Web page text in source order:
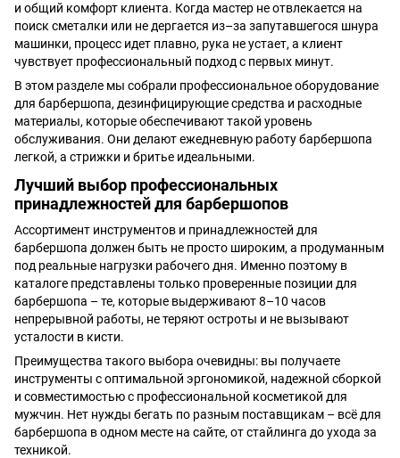
и общий комфорт клиента. Когда мастер не отвлекается на
поиск сметалки или не дергается из–за запутавшегося шнура
машинки, процесс идет плавно, рука не устает, а клиент
чувствует профессиональный подход с первых минут.
В этом разделе мы собрали профессиональное оборудование
для барбершопа, дезинфицирующие средства и расходные
материалы, которые обеспечивают такой уровень
обслуживания. Они делают ежедневную работу барбершопа
легкой, а стрижки и бритье идеальными.
Лучший выбор профессиональных
принадлежностей для барбершопов
Ассортимент инструментов и принадлежностей для
барбершопа должен быть не просто широким, а продуманным
под реальные нагрузки рабочего дня. Именно поэтому в
каталоге представлены только проверенные позиции для
барбершопа – те, которые выдерживают 8–10 часов
непрерывной работы, не теряют остроты и не вызывают
усталости в кисти.
Преимущества такого выбора очевидны: вы получаете
инструменты с оптимальной эргономикой, надежной сборкой
и совместимостью с профессиональной косметикой для
мужчин. Нет нужды бегать по разным поставщикам – всё для
барбершопа в одном месте на сайте, от стайлинга до ухода за
техникой.